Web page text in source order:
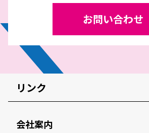
お問い合わせ
リンク
会社案内